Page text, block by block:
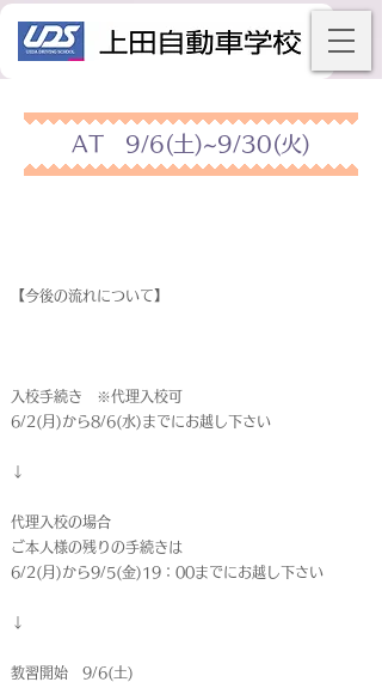
AT 9/6(土)~9/30(火)
【今後の流れについて】
入校手続き ※代理入校可
6/2(月)から8/6(水)までにお越し下さい
↓
代理入校の場合
ご本人様の残りの手続きは
6/2(月)から9/5(金)19：00までにお越し下さい
↓
教習開始 9/6(土)